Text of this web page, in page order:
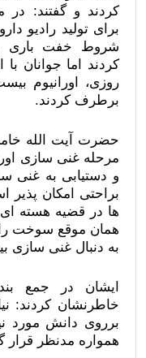
کردند و گفتند:
برای تولید رادیو
شروط خفت باری
کردند اما جوانان
روزی، اورانیوم
برطرف کردند.
حضرت آیت الله
مرحله غنی سازی
و دستیابی به غنی
براحتی امکان
ها در قضیه هسته
همان موقع سوخت
به دنبال غنی سازی
ایشان در جمع
خاطرنشان کردند:
برروی دانش مورد
همواره مدنظر قرار